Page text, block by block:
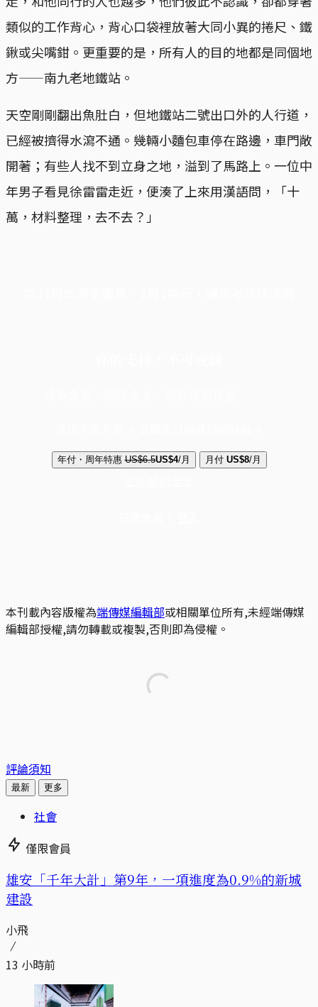
類似的工作背心，背心口袋裡放著大同小異的捲尺、鐵
鍬或尖嘴鉗。更重要的是，所有人的目的地都是同個地
方——南九老地鐵站。
天空剛剛翻出魚肚白，但地鐵站二號出口外的人行道，
已經被擠得水瀉不通。幾輛小麵包車停在路邊，車門敞
開著；有些人找不到立身之地，溢到了馬路上。一位中
年男子看見徐雷雷走近，便湊了上來用漢語問，「十
萬，材料整理，去不去？」
年付・周年特惠 US$6.5US$4/月 月付 US$8/月
本刊載內容版權為端傳媒編輯部或相關單位所有,未經端傳媒
編輯部授權,請勿轉載或複製,否則即為侵權。
評論須知
最新 更多
社會
僅限會員
​​雄安「千年大計」第9年，一項進度為0.9%的新城
建設
小飛
13 小時前